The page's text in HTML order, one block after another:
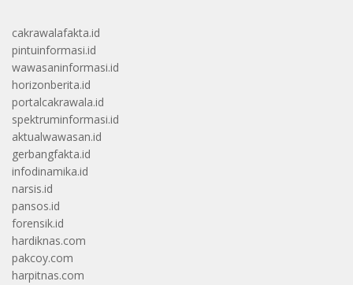
cakrawalafakta.id
pintuinformasi.id
wawasaninformasi.id
horizonberita.id
portalcakrawala.id
spektruminformasi.id
aktualwawasan.id
gerbangfakta.id
infodinamika.id
narsis.id
pansos.id
forensik.id
hardiknas.com
pakcoy.com
harpitnas.com